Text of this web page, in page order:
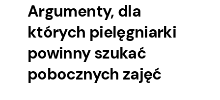
Argumenty, dla
których pielęgniarki
powinny szukać
pobocznych zajęć